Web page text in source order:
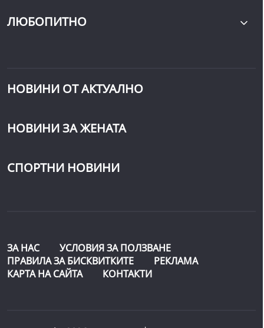
ЛЮБОПИТНО
НОВИНИ ОТ АКТУАЛНО
НОВИНИ ЗА ЖЕНАТА
СПОРТНИ НОВИНИ
ЗА НАС
УСЛОВИЯ ЗА ПОЛЗВАНЕ
ПРАВИЛА ЗА БИСКВИТКИТЕ
РЕКЛАМА
КАРТА НА САЙТА
КОНТАКТИ